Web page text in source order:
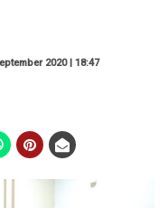
2020 | 18:47